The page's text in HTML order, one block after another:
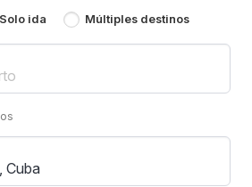
Solo ida Múltiples destinos